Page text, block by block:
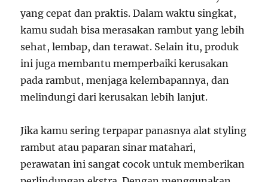
yang cepat dan praktis. Dalam waktu singkat,
kamu sudah bisa merasakan rambut yang lebih
sehat, lembap, dan terawat. Selain itu, produk
ini juga membantu memperbaiki kerusakan
pada rambut, menjaga kelembapannya, dan
melindungi dari kerusakan lebih lanjut.
Jika kamu sering terpapar panasnya alat styling
rambut atau paparan sinar matahari,
perawatan ini sangat cocok untuk memberikan